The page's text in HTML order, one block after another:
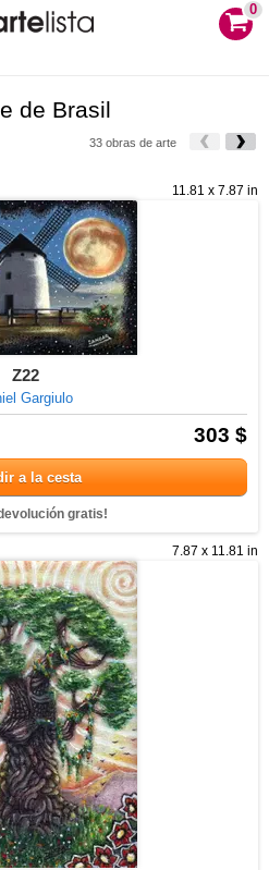
0
de Brasil
33 obras de arte
11.81 x 7.87 in
Z22
Gargiulo
303 $
a la cesta
gratis!
7.87 x 11.81 in